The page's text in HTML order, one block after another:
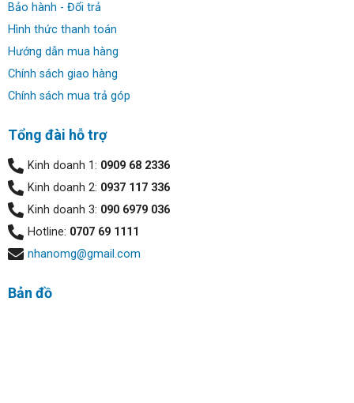
Bảo hành - Đổi trả
Hình thức thanh toán
Hướng dẫn mua hàng
Chính sách giao hàng
Chính sách mua trả góp
Tổng đài hỗ trợ
Kinh doanh 1: 0909 68 2336
Kinh doanh 2: 0937 117 336
Kinh doanh 3: 090 6979 036
Hotline: 0707 69 1111
nhanomg@gmail.com
Bản đồ